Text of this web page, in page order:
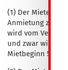
(1) Der Mieter ist
Anmietung
wird vom
und zwar wie
Mietbeginn 50 %